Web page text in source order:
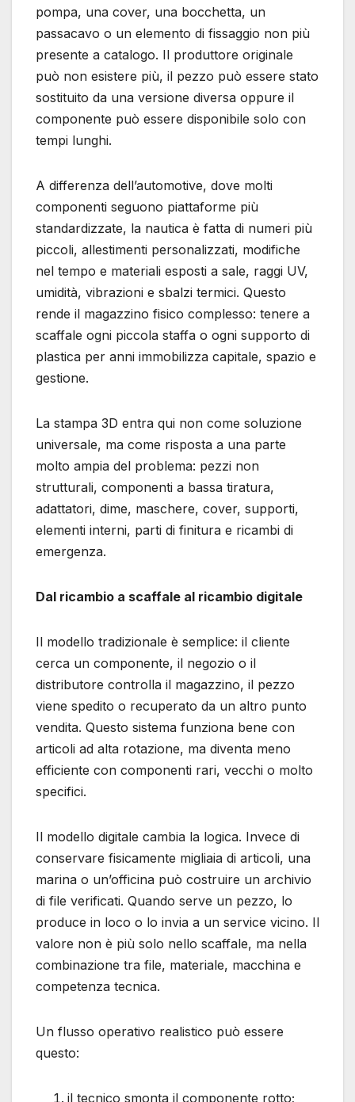
pompa, una cover, una bocchetta, un
passacavo o un elemento di fissaggio non più
presente a catalogo. Il produttore originale
può non esistere più, il pezzo può essere stato
sostituito da una versione diversa oppure il
componente può essere disponibile solo con
tempi lunghi.
A differenza dell’automotive, dove molti
componenti seguono piattaforme più
standardizzate, la nautica è fatta di numeri più
piccoli, allestimenti personalizzati, modifiche
nel tempo e materiali esposti a sale, raggi UV,
umidità, vibrazioni e sbalzi termici. Questo
rende il magazzino fisico complesso: tenere a
scaffale ogni piccola staffa o ogni supporto di
plastica per anni immobilizza capitale, spazio e
gestione.
La stampa 3D entra qui non come soluzione
universale, ma come risposta a una parte
molto ampia del problema: pezzi non
strutturali, componenti a bassa tiratura,
adattatori, dime, maschere, cover, supporti,
elementi interni, parti di finitura e ricambi di
emergenza.
Dal ricambio a scaffale al ricambio digitale
Il modello tradizionale è semplice: il cliente
cerca un componente, il negozio o il
distributore controlla il magazzino, il pezzo
viene spedito o recuperato da un altro punto
vendita. Questo sistema funziona bene con
articoli ad alta rotazione, ma diventa meno
efficiente con componenti rari, vecchi o molto
specifici.
Il modello digitale cambia la logica. Invece di
conservare fisicamente migliaia di articoli, una
marina o un’officina può costruire un archivio
di file verificati. Quando serve un pezzo, lo
produce in loco o lo invia a un service vicino. Il
valore non è più solo nello scaffale, ma nella
combinazione tra file, materiale, macchina e
competenza tecnica.
Un flusso operativo realistico può essere
questo:
il tecnico smonta il componente rotto;